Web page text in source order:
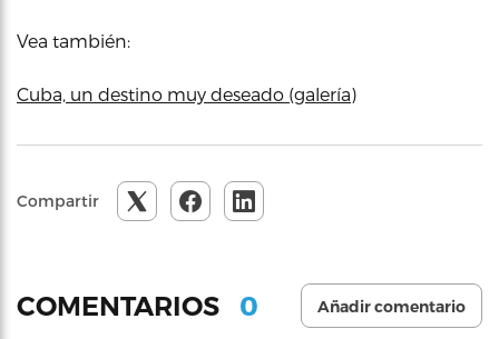
Vea también:
Cuba, un destino muy deseado (galería)
Compartir
COMENTARIOS 0 Añadir comentario